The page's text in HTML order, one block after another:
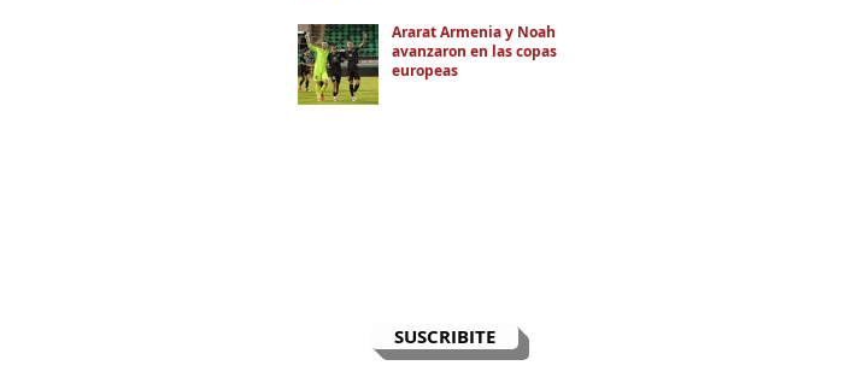
SUSCRIBITE
Ararat Armenia y Noah
avanzaron en las copas
europeas